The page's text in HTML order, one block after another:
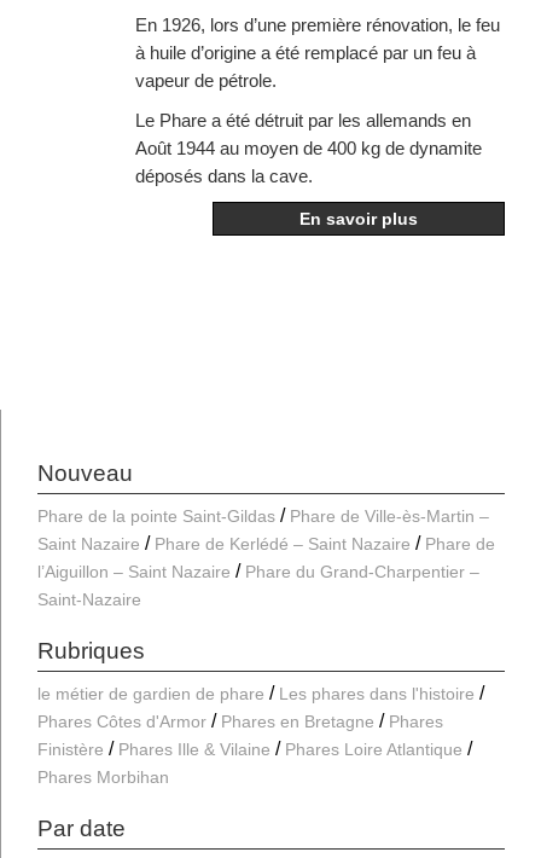
En 1926, lors d’une première rénovation, le feu
à huile d’origine a été remplacé par un feu à
vapeur de pétrole.
Le Phare a été détruit par les allemands en
Août 1944 au moyen de 400 kg de dynamite
déposés dans la cave.
En savoir plus
Nouveau
Phare de la pointe Saint-Gildas
Phare de Ville-ès-Martin –
Saint Nazaire
Phare de Kerlédé – Saint Nazaire
Phare de
l’Aiguillon – Saint Nazaire
Phare du Grand-Charpentier –
Saint-Nazaire
Rubriques
le métier de gardien de phare
Les phares dans l'histoire
Phares Côtes d'Armor
Phares en Bretagne
Phares
Finistère
Phares Ille & Vilaine
Phares Loire Atlantique
Phares Morbihan
Par date